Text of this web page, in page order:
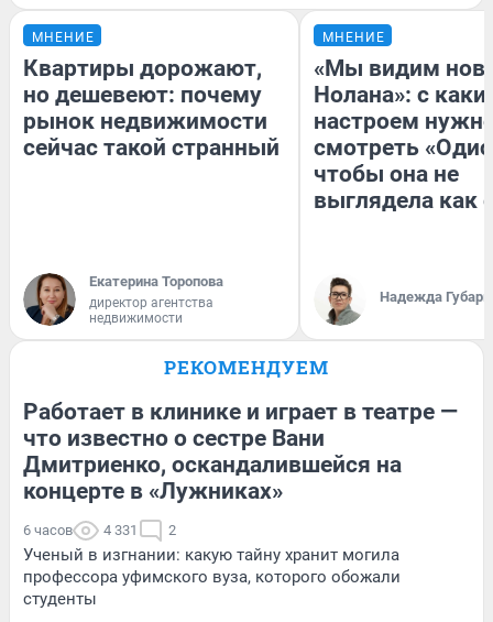
МНЕНИЕ
Квартиры дорожают,
но дешевеют: почему
рынок недвижимости
сейчас такой странный
Екатерина Торопова
директор агентства
недвижимости
МНЕНИЕ
«Мы видим
Нолана»: с
настроем
смотреть
чтобы она не
выглядела как
Надежда Губарь
РЕКОМЕНДУЕМ
Работает в клинике и играет в театре —
что известно о сестре Вани
Дмитриенко, оскандалившейся на
концерте в «Лужниках»
6 часов 4 331 2
Ученый в изгнании: какую тайну хранит могила
профессора уфимского вуза, которого обожали
студенты